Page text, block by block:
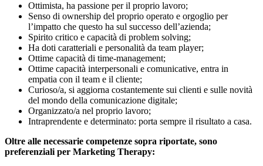
Ottimista, ha passione per il proprio lavoro;
Senso di ownership del proprio operato e orgoglio per
l’impatto che questo ha sul successo dell’azienda;
Spirito critico e capacità di problem solving;
Ha doti caratteriali e personalità da team player;
Ottime capacità di time-management;
Ottime capacità interpersonali e comunicative, entra in
empatia con il team e il cliente;
Curioso/a, si aggiorna costantemente sui clienti e sulle novità
del mondo della comunicazione digitale;
Organizzato/a nel proprio lavoro;
Intraprendente e determinato: porta sempre il risultato a casa.
Oltre alle necessarie competenze sopra riportate, sono
preferenziali per Marketing Therapy: